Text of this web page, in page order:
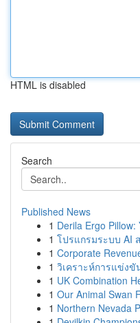
HTML is disabled
Search
Published News
1 Derila Ergo
1 โปรแกรมระบบ AI
1 Corporate
1 วิเคราะห์การแข่ง
1 UK Combination
1 Our Animal Swan
1 Northern Nevada